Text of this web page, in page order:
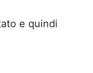
e quindi